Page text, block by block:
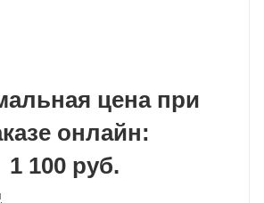
цена при
онлайн:
1 100 руб.